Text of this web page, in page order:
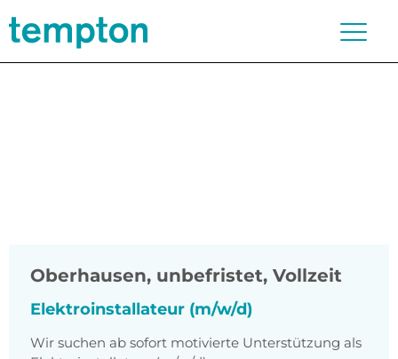
Oberhausen, unbefristet, Vollzeit
Elektroinstallateur (m/w/d)
Wir suchen ab sofort motivierte Unterstützung als